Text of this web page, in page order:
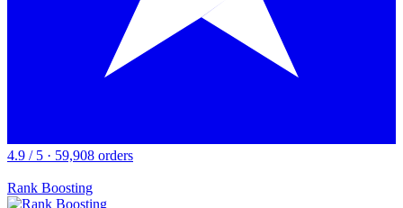
4.9 / 5 · 59,908 orders
Rank Boosting